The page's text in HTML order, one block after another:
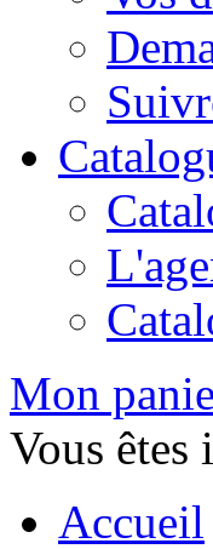
Mon
Vous êtes
Accueil